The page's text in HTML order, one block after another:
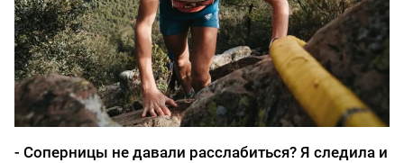
- Соперницы не давали расслабиться? Я следила и